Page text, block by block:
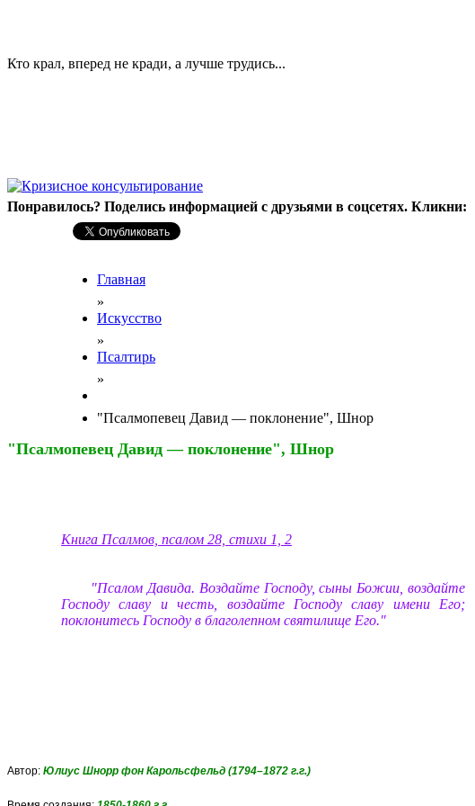
Кто крал, вперед не кради, а лучше трудись...
Понравилось? Поделись информацией с друзьями в соцсетях. Кликни:
Главная
»
Искусство
»
Псалтирь
»
"Псалмопевец Давид — поклонение", Шнор
"Псалмопевец Давид — поклонение", Шнор
Книга Псалмов, псалом 28, стихи 1, 2
"Псалом Давида. Воздайте Господу, сыны Божии, воздайте
Господу славу и честь, воздайте Господу славу имени Его;
поклонитесь Господу в благолепном святилище Его."
Автор: Юлиус Шнорр фон Карольсфельд (1794–1872 г.г.)